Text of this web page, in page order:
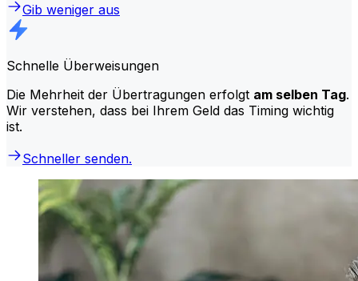
Gib weniger aus
Schnelle Überweisungen
Die Mehrheit der Übertragungen erfolgt am selben Tag.
Wir verstehen, dass bei Ihrem Geld das Timing wichtig
ist.
Schneller senden.